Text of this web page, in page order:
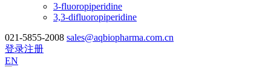
3-fluoropiperidine
3,3-difluoropiperidine
021-5855-2008 sales@aqbiopharma.com.cn
登录注册
EN